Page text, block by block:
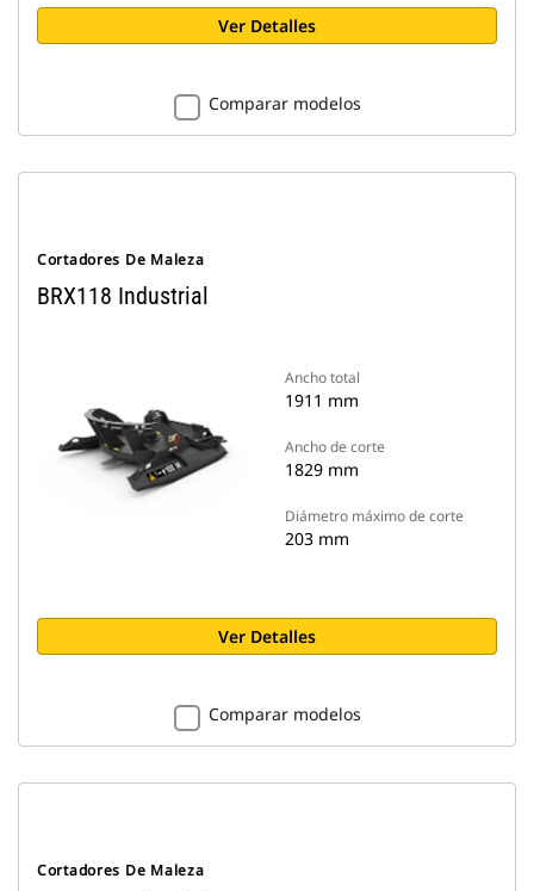
Ver Detalles
Comparar modelos
Cortadores De Maleza
BRX118 Industrial
Ancho total
1911 mm
Ancho de corte
1829 mm
Diámetro máximo de corte
203 mm
Ver Detalles
Comparar modelos
Cortadores De Maleza